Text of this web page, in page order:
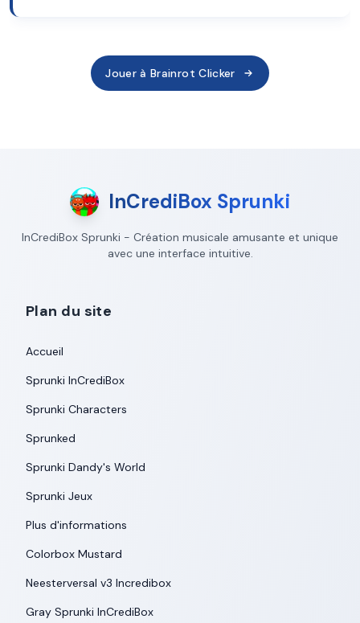
Jouer à Brainrot Clicker
InCrediBox Sprunki
InCrediBox Sprunki - Création musicale amusante et unique
avec une interface intuitive.
Plan du site
Accueil
Sprunki InCrediBox
Sprunki Characters
Sprunked
Sprunki Dandy's World
Sprunki Jeux
Plus d'informations
Colorbox Mustard
Neesterversal v3 Incredibox
Gray Sprunki InCrediBox